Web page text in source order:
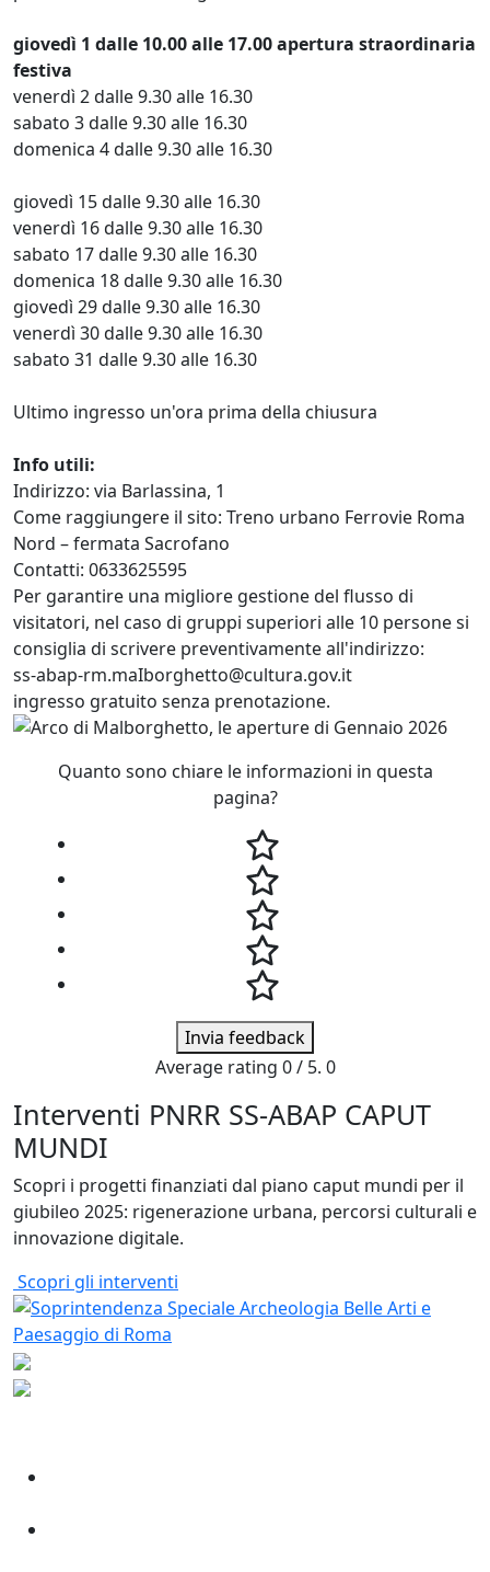
giovedì 1 dalle 10.00 alle 17.00 apertura straordinaria
festiva
venerdì 2 dalle 9.30 alle 16.30
sabato 3 dalle 9.30 alle 16.30
domenica 4 dalle 9.30 alle 16.30
giovedì 15 dalle 9.30 alle 16.30
venerdì 16 dalle 9.30 alle 16.30
sabato 17 dalle 9.30 alle 16.30
domenica 18 dalle 9.30 alle 16.30
giovedì 29 dalle 9.30 alle 16.30
venerdì 30 dalle 9.30 alle 16.30
sabato 31 dalle 9.30 alle 16.30
Ultimo ingresso un'ora prima della chiusura
Info utili:
Indirizzo: via Barlassina, 1
Come raggiungere il sito: Treno urbano Ferrovie Roma
Nord – fermata Sacrofano
Contatti: 0633625595
Per garantire una migliore gestione del flusso di
visitatori, nel caso di gruppi superiori alle 10 persone si
consiglia di scrivere preventivamente all'indirizzo:
ss-abap-rm.maIborghetto@cultura.gov.it
ingresso gratuito senza prenotazione.
Quanto sono chiare le informazioni in questa
pagina?
Invia feedback
Average rating 0/ 5. 0
Interventi PNRR SS-ABAP CAPUT
MUNDI
Scopri i progetti finanziati dal piano caput mundi per il
giubileo 2025: rigenerazione urbana, percorsi culturali e
innovazione digitale.
Scopri gli interventi